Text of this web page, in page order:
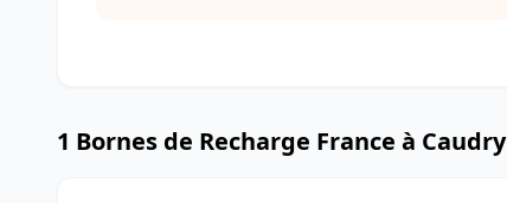
1 Bornes de Recharge France à Caudry